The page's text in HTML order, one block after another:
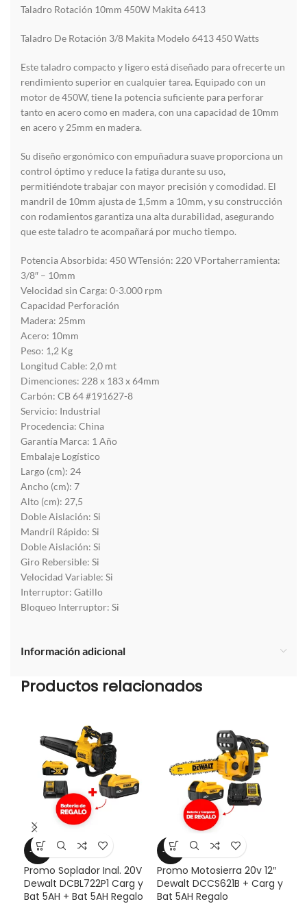
Taladro Rotación 10mm 450W Makita 6413
Taladro De Rotación 3/8 Makita Modelo 6413 450 Watts
Este taladro compacto y ligero está diseñado para ofrecerte un
rendimiento superior en cualquier tarea. Equipado con un
motor de 450W, tiene la potencia suficiente para perforar
tanto en acero como en madera, con una capacidad de 10mm
en acero y 25mm en madera.
Su diseño ergonómico con empuñadura suave proporciona un
control óptimo y reduce la fatiga durante su uso,
permitiéndote trabajar con mayor precisión y comodidad. El
mandril de 10mm ajusta de 1,5mm a 10mm, y su construcción
con rodamientos garantiza una alta durabilidad, asegurando
que este taladro te acompañará por mucho tiempo.
Potencia Absorbida: 450 WTensión: 220 VPortaherramienta:
3/8″ – 10mm
Velocidad sin Carga: 0-3.000 rpm
Capacidad Perforación
Madera: 25mm
Acero: 10mm
Peso: 1,2 Kg
Longitud Cable: 2,0 mt
Dimenciones: 228 x 183 x 64mm
Carbón: CB 64 #191627-8
Servicio: Industrial
Procedencia: China
Garantía Marca: 1 Año
Embalaje Logístico
Largo (cm): 24
Ancho (cm): 7
Alto (cm): 27,5
Doble Aislación: Si
Mandríl Rápido: Si
Doble Aislación: Si
Giro Rebersible: Si
Velocidad Variable: Si
Interruptor: Gatillo
Bloqueo Interruptor: Si
Información adicional
Productos relacionados
-33%
Promo Soplador Inal. 20V
Dewalt DCBL722P1 Carg y
Bat 5AH + Bat 5AH Regalo
-33%
Promo Motosierra 20v 12″
Dewalt DCCS621B + Carg y
Bat 5AH Regalo